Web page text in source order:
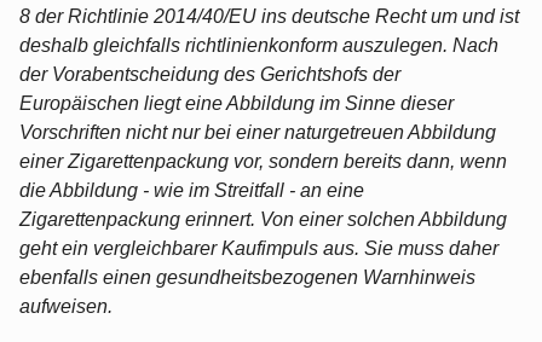
8 der Richtlinie 2014/40/EU ins deutsche Recht um und ist
deshalb gleichfalls richtlinienkonform auszulegen. Nach
der Vorabentscheidung des Gerichtshofs der
Europäischen liegt eine Abbildung im Sinne dieser
Vorschriften nicht nur bei einer naturgetreuen Abbildung
einer Zigarettenpackung vor, sondern bereits dann, wenn
die Abbildung - wie im Streitfall - an eine
Zigarettenpackung erinnert. Von einer solchen Abbildung
geht ein vergleichbarer Kaufimpuls aus. Sie muss daher
ebenfalls einen gesundheitsbezogenen Warnhinweis
aufweisen.